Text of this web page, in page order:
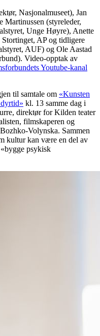
Nasjonalmuseet), Jan
(styreleder,
Unge Høyre), Anette
Stortinget, AP og tidligere
AUF) og Ole Aastad
Video-opptak av
Youtube-kanal
til samtale om «Kunsten
kl. 13 samme dag i
direktør for Kilden teater
filmskaperen og
Volynska. Sammen
kultur kan være en del av
psykisk